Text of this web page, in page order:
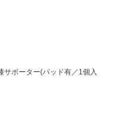
サポーター(パッド有／1個入